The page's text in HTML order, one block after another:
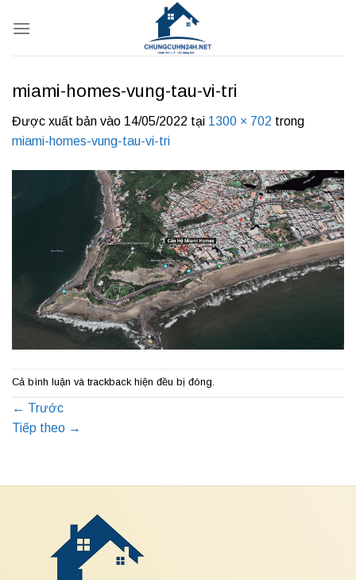
qua
miami-homes-vung-tau-vi-tri
Được xuất bản vào 14/05/2022 tại 1300 × 702 trong
miami-homes-vung-tau-vi-tri
Cả bình luận và trackback hiện đều bị đóng.
← Trước
Tiếp theo →